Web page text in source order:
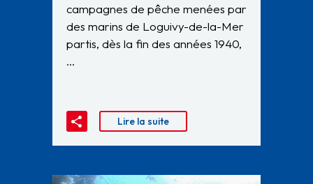
campagnes de pêche menées par
des marins de Loguivy-de-la-Mer
partis, dès la fin des années 1940,
…
Lire la suite